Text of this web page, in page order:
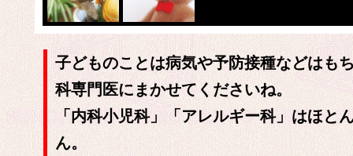
子どものことは病気や予防接種などはも
科専門医にまかせてくださいね。
「内科小児科」「アレルギー科」はほと
ん。